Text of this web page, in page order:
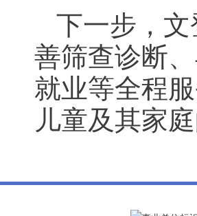
下一步，
善筛查诊断
就业等全程
儿童及其家